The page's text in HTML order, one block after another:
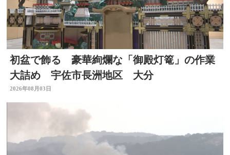
初盆で飾る 豪華絢爛な「御殿灯篭」の作業
大詰め 宇佐市長洲地区 大分
2026年08月03日